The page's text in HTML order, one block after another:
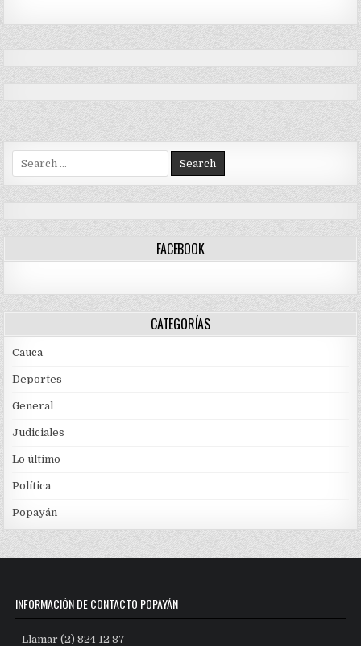
for:
FACEBOOK
CATEGORÍAS
Cauca
Deportes
General
Judiciales
Lo último
Política
Popayán
INFORMACIÓN DE CONTACTO POPAYÁN
Llamar (2) 824 12 87